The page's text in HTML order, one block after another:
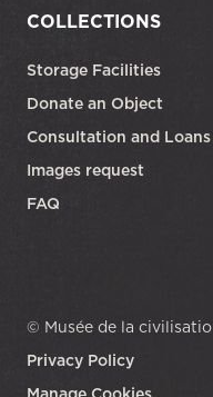
COLLECTIONS
Storage Facilities
Donate an Object
Consultation and Loans
Images request
FAQ
© Musée de la
Privacy Policy